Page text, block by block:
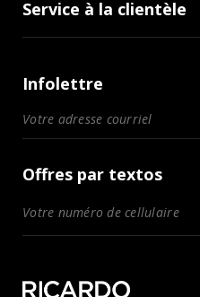
Service à la clientèle
Infolettre
Offres par textos